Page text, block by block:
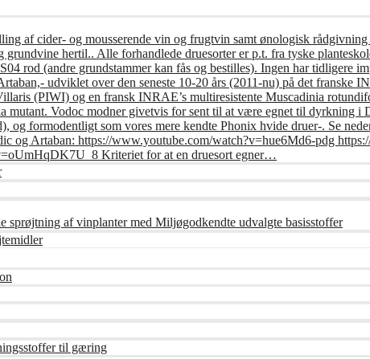
af cider- og mousserende vin og frugtvin samt ønologisk
grundvine hertil.. Alle forhandlede druesorter er p.t. fra tyske
rod (andre grundstammer kan fås og bestilles). Ingen har tidligere
udviklet over den seneste 10-20 års (2011-nu) på det
(PIWI) og en fransk INRAE’s multiresistente Muscadinia
mutant. Vodoc modner givetvis for sent til at være egnet til dyrkning i
og formodentligt som vores mere kendte Phonix hvide druer-. Se
og Artaban: https://www.youtube.com/watch?v=hue6Md6-pdg
Kriteriet for at en druesort egner…
sprøjtning af vinplanter med Miljøgodkendte udvalgte basisstoffer
til gæring